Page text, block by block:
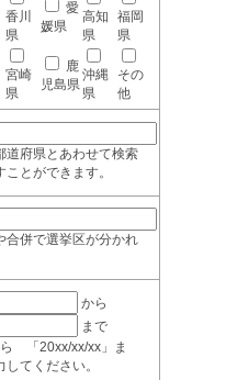
香川
県
愛
媛県
高知
県
福岡
県
宮崎
県
鹿
児島県
沖縄
県
その
他
府県とあわせて検索
とができます。
併で選挙区が分かれ
から
まで
「20xx/xx/xx」ま
てください。